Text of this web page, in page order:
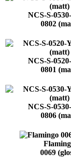
NCS-S-
0802
NCS-S-
0801
NCS-S-
0806
0069